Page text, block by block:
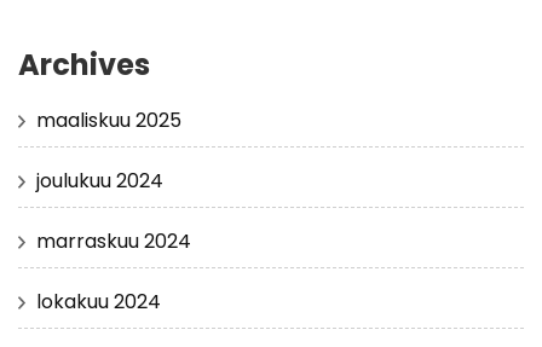
Archives
maaliskuu 2025
joulukuu 2024
marraskuu 2024
lokakuu 2024